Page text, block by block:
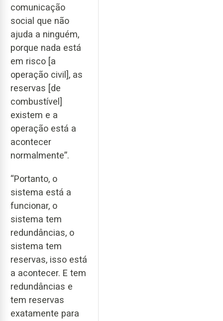
comunicação
social que não
ajuda a ninguém,
porque nada está
em risco [a
operação civil], as
reservas [de
combustível]
existem e a
operação está a
acontecer
normalmente”.
“Portanto, o
sistema está a
funcionar, o
sistema tem
redundâncias, o
sistema tem
reservas, isso está
a acontecer. E tem
redundâncias e
tem reservas
exatamente para